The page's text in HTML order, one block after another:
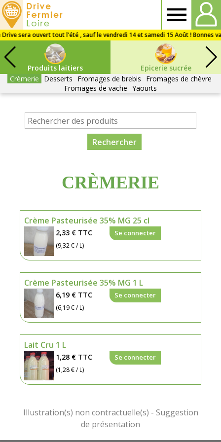
Loire
Produits laitiers
Epicerie sucrée
Crèmerie
Desserts Fromages de brebis
Fromages de chèvre
Fromages de vache Yaourts
CRÈMERIE
Crème Pasteurisée 35% MG 25 cl
2,33 € TTC
(9,32 € / L)
Se connecter
Crème Pasteurisée 35% MG 1 L
6,19 € TTC
(6,19 € / L)
Se connecter
Lait Cru 1 L
1,28 € TTC
(1,28 € / L)
Se connecter